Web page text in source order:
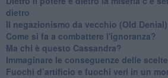
dietro
Il negazionismo da vecchio (Old
Come si fa a combattere l'ignoranza?
Ma chi è questo Cassandra?
Immaginare le conseguenze delle
​Fuochi d’artificio e fuochi veri in un